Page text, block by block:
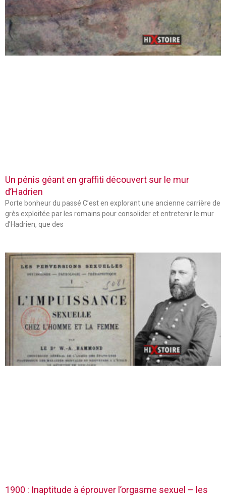
Un pénis géant en graffiti découvert sur le mur
d’Hadrien
Porte bonheur du passé C’est en explorant une ancienne carrière de
grès exploitée par les romains pour consolider et entretenir le mur
d’Hadrien, que des
1900 : Inaptitude à éprouver l’orgasme sexuel – les